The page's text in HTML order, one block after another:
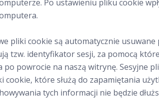
Po ustawieniu pliku cookie
pliki cookie są automatycznie
tzw. identyfikator sesji, za pomocą
po powrocie na naszą witrynę. Sesyjne
cookie, które służą do zapamiętania
tych informacji nie będzie